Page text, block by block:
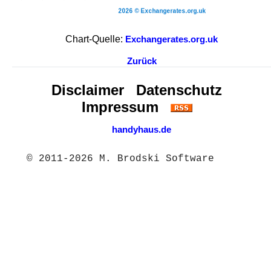
Chart-Quelle: Exchangerates.org.uk
Zurück
Disclaimer
Datenschutz
Impressum
handyhaus.de
© 2011-2026 M. Brodski Software